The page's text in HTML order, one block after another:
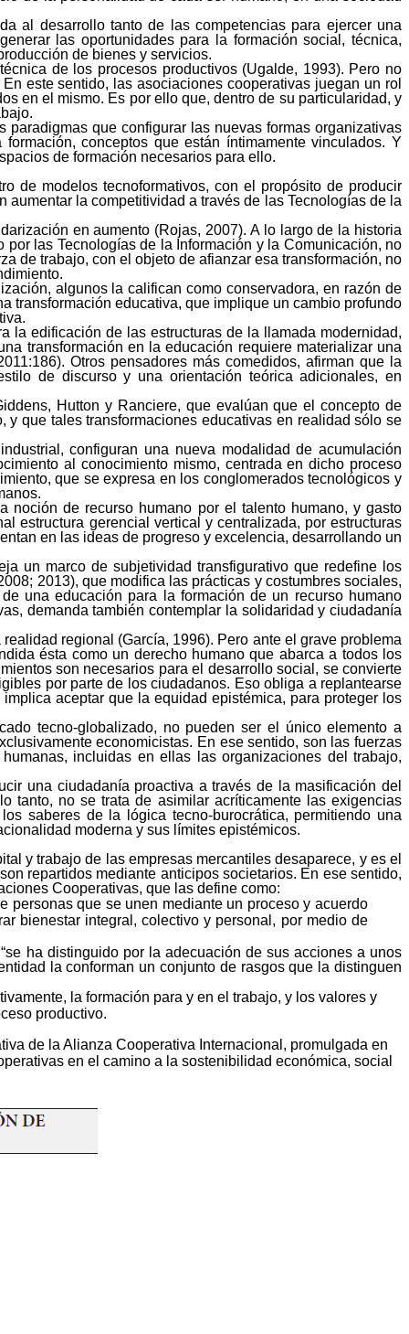
al desarrollo tanto de las competencias para ejercer una
las oportunidades para la formación social, técnica,
de bienes y servicios.
de los procesos productivos (Ugalde, 1993). Pero no
este sentido, las asociaciones cooperativas juegan un rol
en el mismo. Es por ello que, dentro de su particularidad, y
que configurar las nuevas formas organizativas
conceptos que están íntimamente vinculados. Y
de formación necesarios para ello.
de modelostecnoformativos, con el propósito de producir
la competitividad a través de las Tecnologías de la
en aumento (Rojas, 2007). A lo largo de la historia
las Tecnologías de la Información y la Comunicación, no
de trabajo, con el objeto de afianzar esa transformación, no
algunos la califican como conservadora, en razón de
transformación educativa, que implique un cambio profundo
la edificación de las estructuras de la llamada modernidad,
transformación en la educación requiere materializar una
Otros pensadores más comedidos, afirman que la
de discurso y una orientación teórica adicionales, en
Hutton y Ranciere, que evalúan que el concepto de
que tales transformaciones educativas en realidad sólo se
configuran una nueva modalidad de acumulación
al conocimiento mismo, centrada en dicho proceso
que se expresa en los conglomerados tecnológicos y
noción de recurso humano por el talento humano, y gasto
estructura gerencial vertical y centralizada, por estructuras
en las ideas de progreso y excelencia, desarrollando un
un marco de subjetividadtransfigurativo que redefine los
2013), que modifica las prácticas y costumbres sociales,
una educación para la formación de un recurso humano
demanda también contemplar la solidaridad y ciudadanía
regional (García, 1996). Pero ante el grave problema
ésta como un derecho humano que abarca a todos los
son necesarios para el desarrollo social, se convierte
por parte de los ciudadanos. Eso obliga a replantearse
aceptar que la equidad epistémica, para proteger los
tecno-globalizado, no pueden ser el único elemento a
economicistas. En ese sentido, son las fuerzas
incluidas en ellas las organizaciones del trabajo,
una ciudadanía proactiva a través de la masificación del
tanto, no se trata de asimilar acríticamente las exigencias
saberes de la lógica tecno-burocrática, permitiendo una
moderna y sus límites epistémicos.
y trabajo de las empresas mercantiles desaparece, y es el
repartidos mediante anticipos societarios. En ese sentido,
Cooperativas, que las define como:
personas que se unen mediante un proceso y acuerdo
bienestar integral, colectivo y personal, por medio de
ha distinguido por la adecuación de sus acciones a unos
la conforman un conjunto de rasgos que la distinguen
la formación para y en el trabajo, y los valores y
productivo.
de la Alianza Cooperativa Internacional, promulgada en
en el camino a la sostenibilidad económica, social